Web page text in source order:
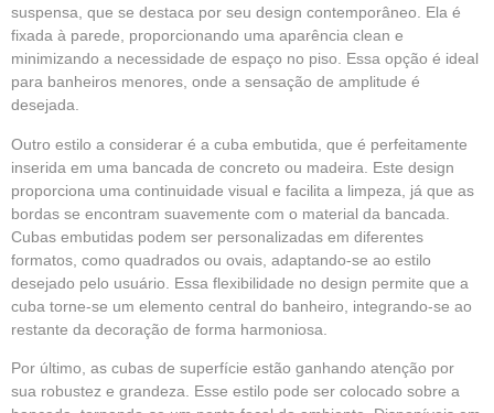
suspensa, que se destaca por seu design contemporâneo. Ela é
fixada à parede, proporcionando uma aparência clean e
minimizando a necessidade de espaço no piso. Essa opção é ideal
para banheiros menores, onde a sensação de amplitude é
desejada.
Outro estilo a considerar é a cuba embutida, que é perfeitamente
inserida em uma bancada de concreto ou madeira. Este design
proporciona uma continuidade visual e facilita a limpeza, já que as
bordas se encontram suavemente com o material da bancada.
Cubas embutidas podem ser personalizadas em diferentes
formatos, como quadrados ou ovais, adaptando-se ao estilo
desejado pelo usuário. Essa flexibilidade no design permite que a
cuba torne-se um elemento central do banheiro, integrando-se ao
restante da decoração de forma harmoniosa.
Por último, as cubas de superfície estão ganhando atenção por
sua robustez e grandeza. Esse estilo pode ser colocado sobre a